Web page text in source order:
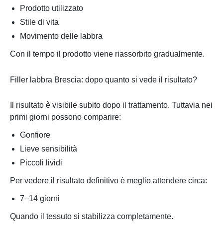
Prodotto utilizzato
Stile di vita
Movimento delle labbra
Con il tempo il prodotto viene riassorbito gradualmente.
Filler labbra Brescia: dopo quanto si vede il risultato?
Il risultato è visibile subito dopo il trattamento. Tuttavia nei
primi giorni possono comparire:
Gonfiore
Lieve sensibilità
Piccoli lividi
Per vedere il risultato definitivo è meglio attendere circa:
7–14 giorni
Quando il tessuto si stabilizza completamente.